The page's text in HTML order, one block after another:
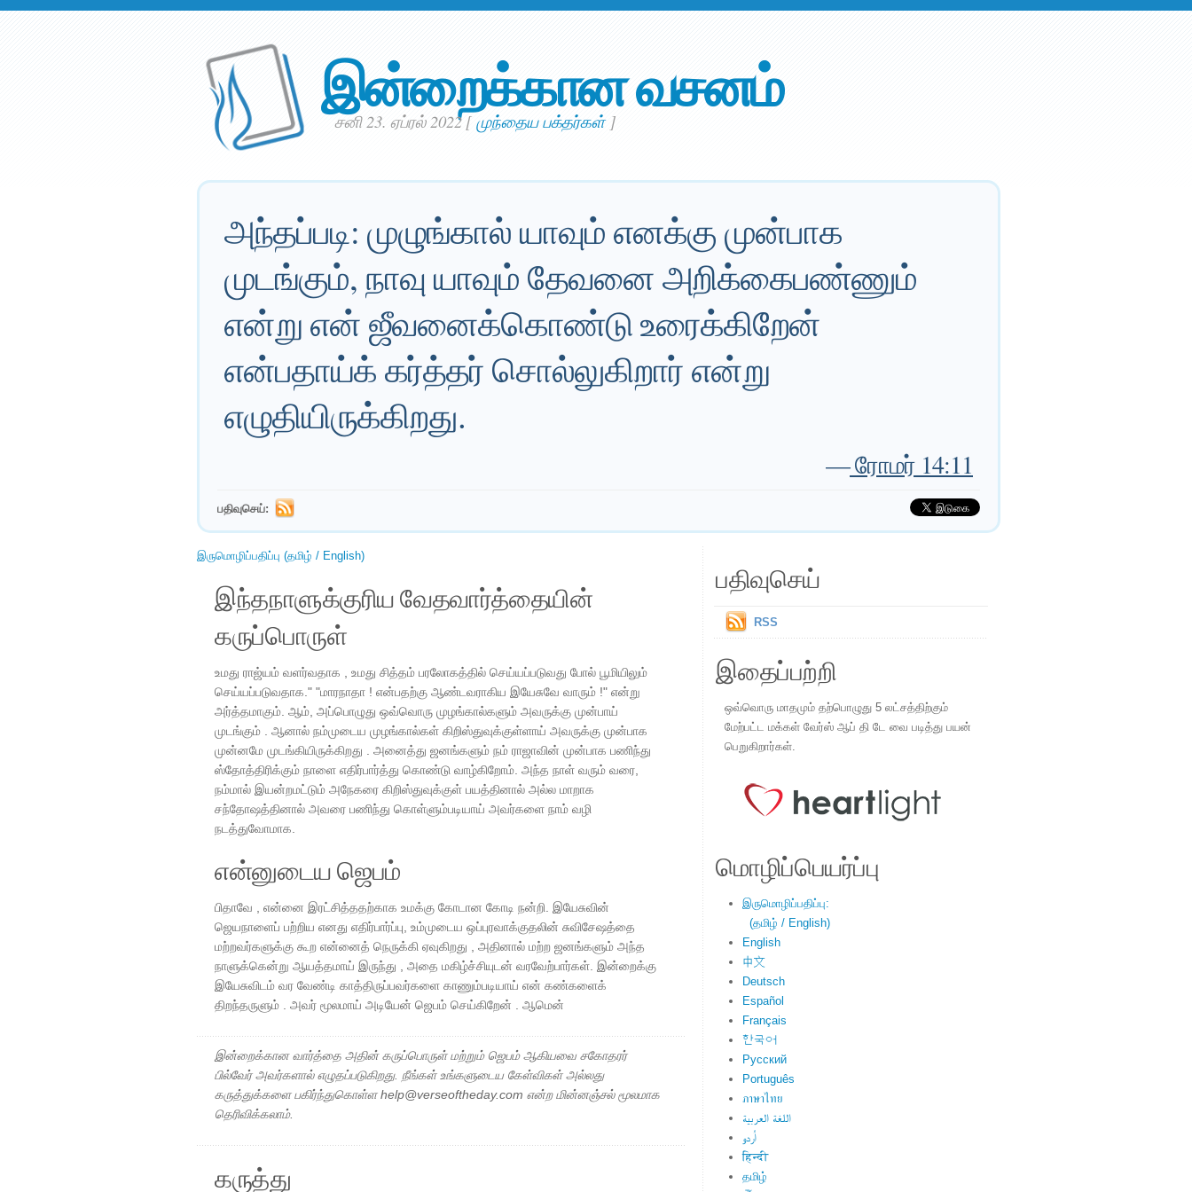
இன்றைக்கான வசனம்
சனி 23. ஏப்ரல் 2022[முந்தைய பக்தர்கள்]
அந்தப்படி: முழுங்கால் யாவும் எனக்கு முன்பாக
முடங்கும், நாவு யாவும் தேவனை அறிக்கைபண்ணும்
என்று என் ஜீவனைக்கொண்டு உரைக்கிறேன்
என்பதாய்க் கர்த்தர் சொல்லுகிறார் என்று
எழுதியிருக்கிறது.
—ரோமர் 14:11
பதிவுசெய்:
இருமொழிப்பதிப்பு (தமிழ் / English)
இந்தநாளுக்குரிய வேதவார்த்தையின்
கருப்பொருள்
உமது ராஜ்யம் வளர்வதாக , உமது சித்தம் பரலோகத்தில் செய்யப்படுவது போல் பூமியிலும்
செய்யப்படுவதாக." "மாரநாதா ! என்பதற்கு ஆண்டவராகிய இயேசுவே வாரும் !" என்று
அர்த்தமாகும். ஆம், அப்பொழுது ஒவ்வொரு முழங்கால்களும் அவருக்கு முன்பாய்
முடங்கும் . ஆனால் நம்முடைய முழங்கால்கள் கிறிஸ்துவுக்குள்ளாய் அவருக்கு முன்பாக
முன்னமே முடங்கியிருக்கிறது . அனைத்து ஜனங்களும் நம் ராஜாவின் முன்பாக பணிந்து
ஸ்தோத்திரிக்கும் நாளை எதிர்பார்த்து கொண்டு வாழ்கிறோம். அந்த நாள் வரும் வரை,
நம்மால் இயன்றமட்டும் அநேகரை கிறிஸ்துவுக்குள் பயத்தினால் அல்ல மாறாக
சந்தோஷத்தினால் அவரை பணிந்து கொள்ளும்படியாய் அவர்களை நாம் வழி
நடத்துவோமாக.
என்னுடைய ஜெபம்
பிதாவே , என்னை இரட்சித்ததற்காக உமக்கு கோடான கோடி நன்றி. இயேசுவின்
ஜெயநாளைப் பற்றிய எனது எதிர்பார்ப்பு, உம்முடைய ஒப்புரவாக்குதலின் சுவிசேஷத்தை
மற்றவர்களுக்கு கூற என்னைத் நெருக்கி ஏவுகிறது , அதினால் மற்ற ஜனங்களும் அந்த
நாளுக்கென்று ஆயத்தமாய் இருந்து , அதை மகிழ்ச்சியுடன் வரவேற்பார்கள். இன்றைக்கு
இயேசுவிடம் வர வேண்டி காத்திருப்பவர்களை காணும்படியாய் என் கண்களைக்
திறந்தருளும் . அவர் மூலமாய் அடியேன் ஜெபம் செய்கிறேன் . ஆமென்
இன்றைக்கான வார்த்தை அதின் கருப்பொருள் மற்றும் ஜெபம் ஆகியவை சகோதரர்
பில்வேர் அவர்களால் எழுதப்படுகிறது. நீங்கள் உங்களுடைய கேள்விகள் அல்லது
கருத்துக்களை பகிர்ந்துகொள்ள help@verseoftheday.com என்ற மின்னஞ்சல் மூலமாக
தெரிவிக்கலாம்.
கருத்து
பதிவுசெய்
RSS
இதைப்பற்றி
ஒவ்வொரு மாதமும் தற்பொழுது 5 லட்சத்திற்கும்
மேற்பட்ட மக்கள் வேர்ஸ் ஆப் தி டே வை படித்து பயன்
பெறுகிறார்கள்.
மொழிப்பெயர்ப்பு
இருமொழிப்பதிப்பு:
(தமிழ் / English)
English
中文
Deutsch
Español
Français
한국어
Русский
Português
ภาษาไทย
اللغة العربية
اُردو
हिन्दी
தமிழ்